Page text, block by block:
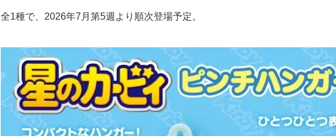
全1種で、2026年7月第5週より順次登場予定。